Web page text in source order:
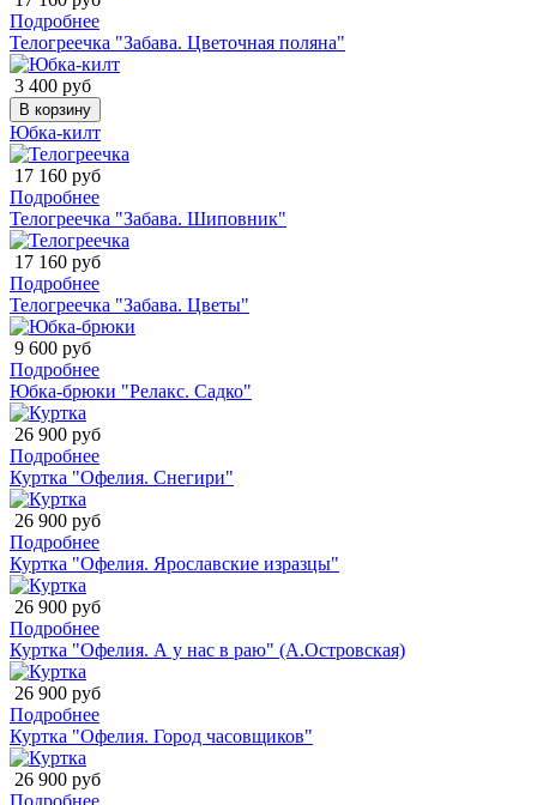
Подробнее
Телогреечка "Забава. Цветочная поляна"
3 400 руб
В корзину
Юбка-килт
17 160 руб
Подробнее
Телогреечка "Забава. Шиповник"
17 160 руб
Подробнее
Телогреечка "Забава. Цветы"
9 600 руб
Подробнее
Юбка-брюки "Релакс. Садко"
26 900 руб
Подробнее
Куртка "Офелия. Снегири"
26 900 руб
Подробнее
Куртка "Офелия. Ярославские изразцы"
26 900 руб
Подробнее
Куртка "Офелия. А у нас в раю" (А.Островская)
26 900 руб
Подробнее
Куртка "Офелия. Город часовщиков"
26 900 руб
Подробнее